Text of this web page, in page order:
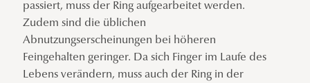
passiert, muss der Ring aufgearbeitet werden.
Zudem sind die üblichen
Abnutzungserscheinungen bei höheren
Feingehalten geringer. Da sich Finger im Laufe des
Lebens verändern, muss auch der Ring in der